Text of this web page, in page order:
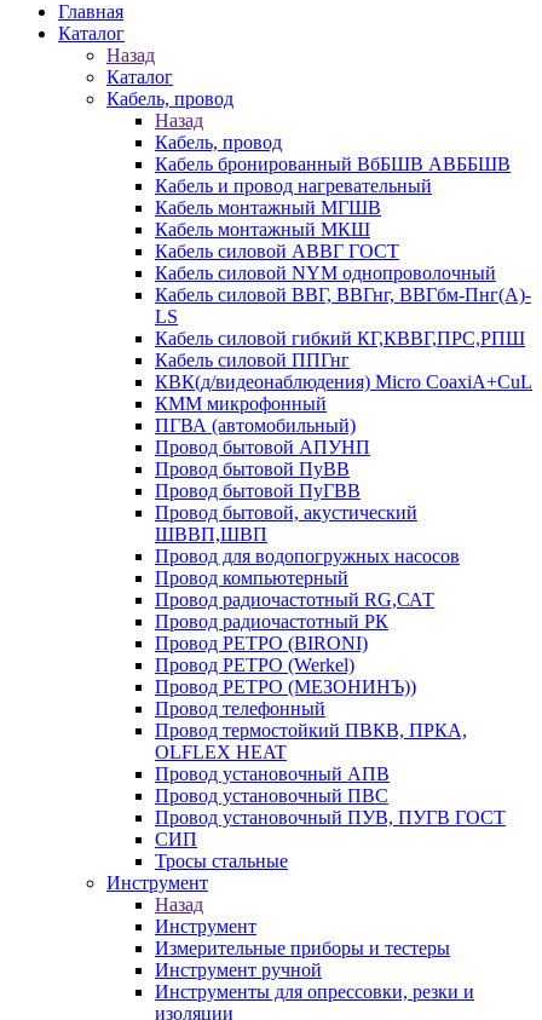
Главная
Каталог
Назад
Каталог
Кабель, провод
Назад
Кабель, провод
Кабель бронированный ВбБШВ АВББШВ
Кабель и провод нагревательный
Кабель монтажный МГШВ
Кабель монтажный МКШ
Кабель силовой АВВГ ГОСТ
Кабель силовой NYM однопроволочный
Кабель силовой ВВГ, ВВГнг, ВВГбм-Пнг(А)-
LS
Кабель силовой гибкий КГ,КВВГ,ПРС,РПШ
Кабель силовой ППГнг
КВК(д/видеонаблюдения) Micro CoaxiA+CuL
КММ микрофонный
ПГВА (автомобильный)
Провод бытовой АПУНП
Провод бытовой ПуВВ
Провод бытовой ПуГВВ
Провод бытовой, акустический
ШВВП,ШВП
Провод для водопогружных насосов
Провод компьютерный
Провод радиочастотный RG,САТ
Провод радиочастотный РК
Провод РЕТРО (BIRONI)
Провод РЕТРО (Werkel)
Провод РЕТРО (МЕЗОНИНЪ))
Провод телефонный
Провод термостойкий ПВКВ, ПРКА,
OLFLEX HEAT
Провод установочный АПВ
Провод установочный ПВС
Провод установочный ПУВ, ПУГВ ГОСТ
СИП
Тросы стальные
Инструмент
Назад
Инструмент
Измерительные приборы и тестеры
Инструмент ручной
Инструменты для опрессовки, резки и
изоляции